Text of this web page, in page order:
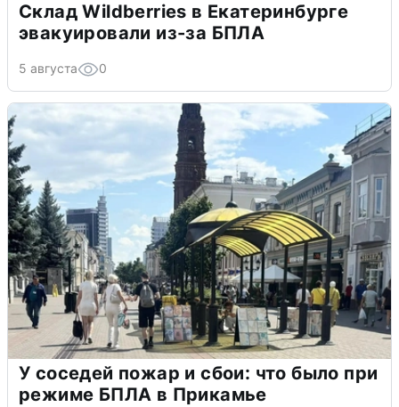
Склад Wildberries в Екатеринбурге
эвакуировали из-за БПЛА
5 августа 0
У соседей пожар и сбои: что было при
режиме БПЛА в Прикамье